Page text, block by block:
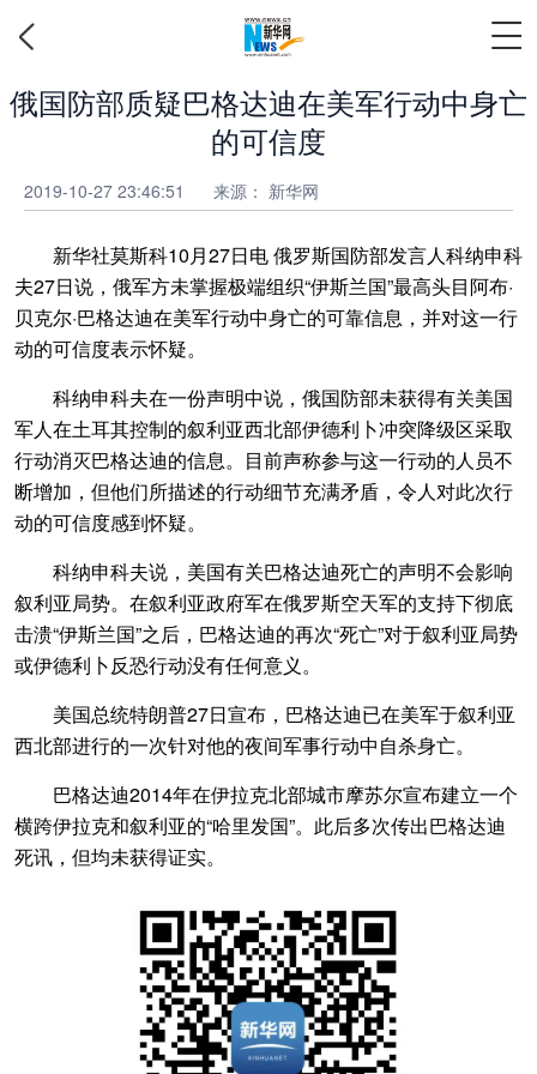
俄国防部质疑巴格达迪在美军行动中身亡
的可信度
2019-10-27 23:46:51 来源： 新华网
新华社莫斯科10月27日电 俄罗斯国防部发言人科纳申科
夫27日说，俄军方未掌握极端组织“伊斯兰国”最高头目阿布·
贝克尔·巴格达迪在美军行动中身亡的可靠信息，并对这一行
动的可信度表示怀疑。
科纳申科夫在一份声明中说，俄国防部未获得有关美国
军人在土耳其控制的叙利亚西北部伊德利卜冲突降级区采取
行动消灭巴格达迪的信息。目前声称参与这一行动的人员不
断增加，但他们所描述的行动细节充满矛盾，令人对此次行
动的可信度感到怀疑。
科纳申科夫说，美国有关巴格达迪死亡的声明不会影响
叙利亚局势。在叙利亚政府军在俄罗斯空天军的支持下彻底
击溃“伊斯兰国”之后，巴格达迪的再次“死亡”对于叙利亚局势
或伊德利卜反恐行动没有任何意义。
美国总统特朗普27日宣布，巴格达迪已在美军于叙利亚
西北部进行的一次针对他的夜间军事行动中自杀身亡。
巴格达迪2014年在伊拉克北部城市摩苏尔宣布建立一个
横跨伊拉克和叙利亚的“哈里发国”。此后多次传出巴格达迪
死讯，但均未获得证实。